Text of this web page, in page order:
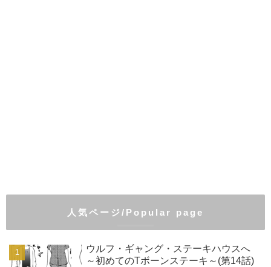
人気ページ/Popular page
ウルフ・ギャング・ステーキハウスへ
～初めてのTボーンステーキ～(第14話)